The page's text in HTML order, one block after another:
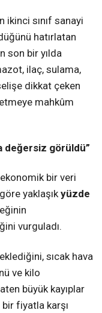
ikinci sınıf sanayi
hatırlatan
son bir yılda
ilaç, sulama,
dikkat çeken
mahkûm
değersiz görüldü”
bir veri
yaklaşıkyüzde
vurguladı.
sıcak hava
ve kilo
büyük kayıplar
fiyatla karşı